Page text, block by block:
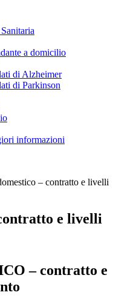
a domicilio
di Alzheimer
di Parkinson
informazioni
– contratto e livelli
e livelli
– contratto e